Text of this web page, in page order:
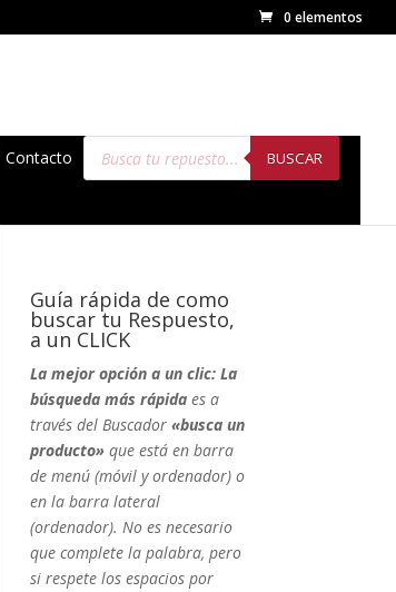
0 elementos
Contacto
Búsqueda
productos
BUSCAR
Guía rápida de como
buscar tu Respuesto,
a un CLICK
La mejor opción a un clic: La
búsqueda más rápida es a
través del Buscador «busca un
producto» que está en barra
de menú (móvil y ordenador) o
en la barra lateral
(ordenador). No es necesario
que complete la palabra, pero
si respete los espacios por